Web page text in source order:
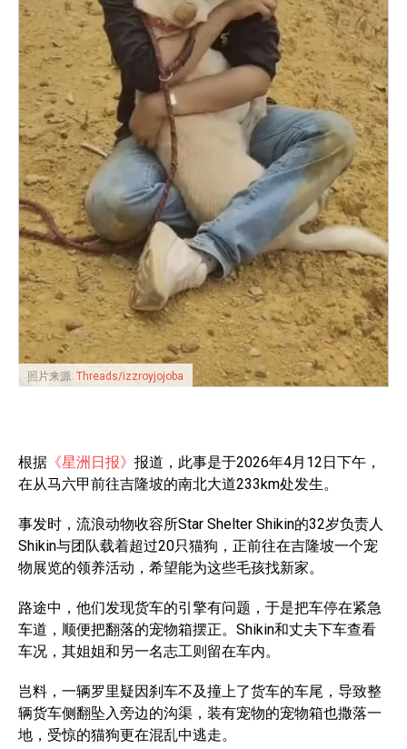
照片来源: Threads/izzroyjojoba
根据 《星洲日报》 报道，此事是于2026年4月12日下午，
在从马六甲前往吉隆坡的南北大道233km处发生。
事发时，流浪动物收容所Star Shelter Shikin的32岁负责人
Shikin与团队载着超过20只猫狗，正前往在吉隆坡一个宠
物展览的领养活动，希望能为这些毛孩找新家。
路途中，他们发现货车的引擎有问题，于是把车停在紧急
车道，顺便把翻落的宠物箱摆正。Shikin和丈夫下车查看
车况，其姐姐和另一名志工则留在车内。
岂料，一辆罗里疑因刹车不及撞上了货车的车尾，导致整
辆货车侧翻坠入旁边的沟渠，装有宠物的宠物箱也撒落一
地，受惊的猫狗更在混乱中逃走。